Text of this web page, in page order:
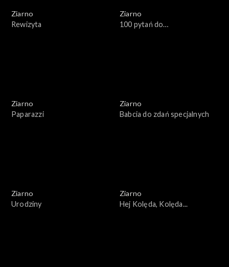
Ziarno
Rewizyta
Ziarno
100 pytań do…
Ziarno
Paparazzi
Ziarno
Babcia do zdań specjalnych
Ziarno
Urodziny
Ziarno
Hej Kolęda, Kolęda...